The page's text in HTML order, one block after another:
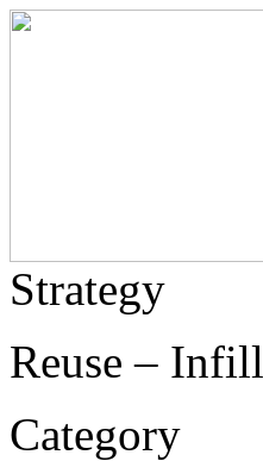
Strategy
Reuse – Infill
Category